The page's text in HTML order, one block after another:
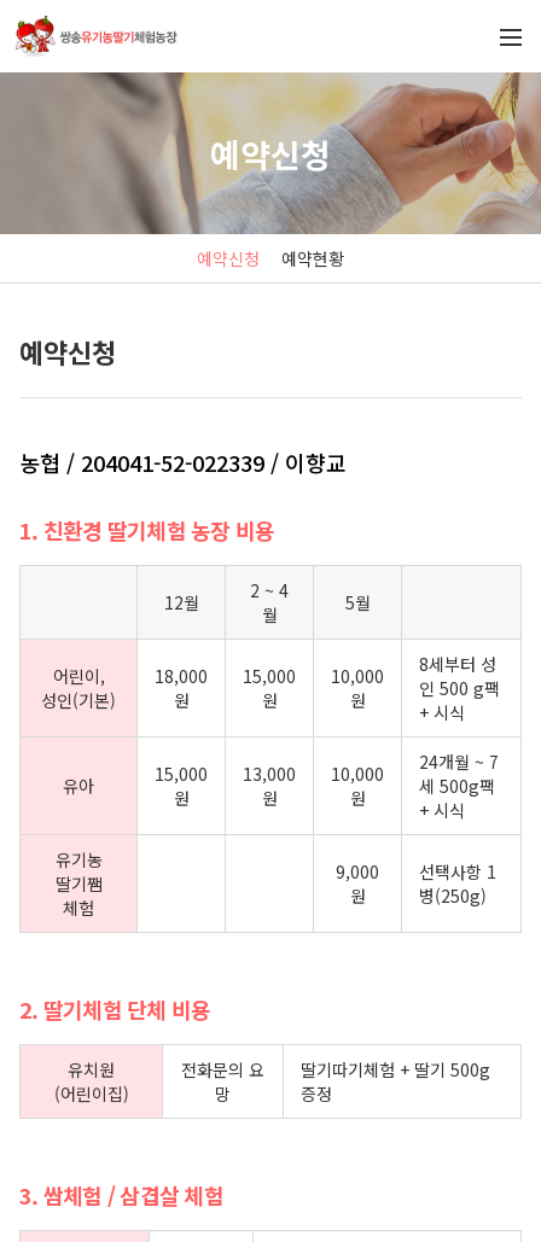
예약신청
예약신청 예약현황
예약신청
농협 / 204041-52-022339 / 이향교
1. 친환경 딸기체험 농장 비용
12월
2 ~ 4
월
5월
어린이,
성인(기본)
18,000
원
15,000
원
10,000
원
8세부터 성
인 500 g팩
+ 시식
유아
15,000
원
13,000
원
10,000
원
24개월 ~ 7
세 500g팩
+ 시식
유기농
딸기쨈
체험
9,000
원
선택사항 1
병(250g)
2. 딸기체험 단체 비용
유치원
(어린이집)
전화문의 요
망
딸기따기체험 + 딸기 500g
증정
3. 쌈체험 / 삼겹살 체험